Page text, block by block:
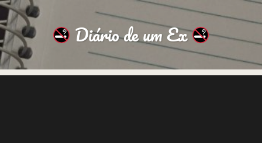
Diário de um Ex